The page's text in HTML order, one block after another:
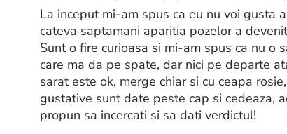
La inceput mi-am spus ca eu nu voi gusta
cateva saptamani aparitia pozelor a
Sunt o fire curioasa si mi-am spus ca nu o
care ma da pe spate, dar nici pe departe
sarat este ok, merge chiar si cu ceapa
gustative sunt date peste cap si cedeaza,
propun sa incercati si sa dati verdictul!